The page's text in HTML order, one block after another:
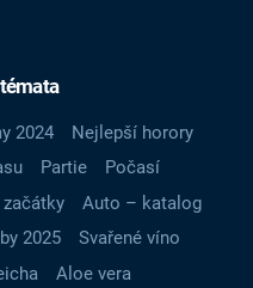
2024
Nejlepší horory
Partie
Počasí
začátky
Auto – katalog
2025
Svařené víno
Aloe vera